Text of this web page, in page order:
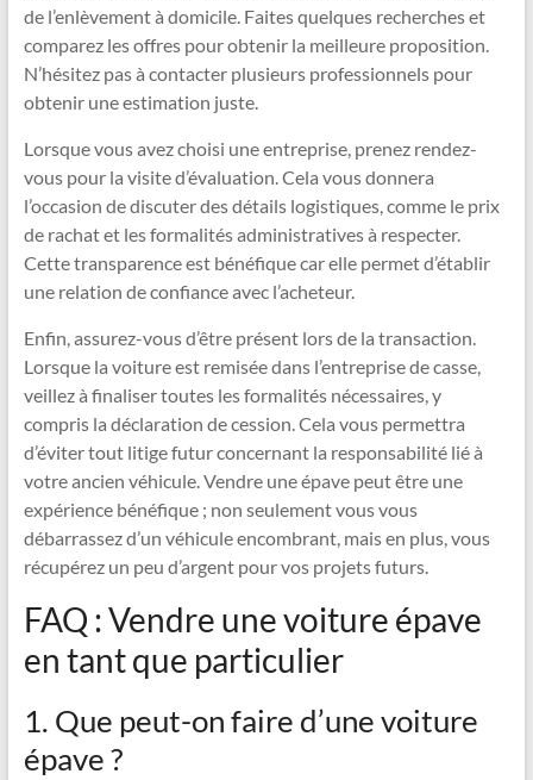
de l’enlèvement à domicile. Faites quelques recherches et
comparez les offres pour obtenir la meilleure proposition.
N’hésitez pas à contacter plusieurs professionnels pour
obtenir une estimation juste.
Lorsque vous avez choisi une entreprise, prenez rendez-
vous pour la visite d’évaluation. Cela vous donnera
l’occasion de discuter des détails logistiques, comme le prix
de rachat et les formalités administratives à respecter.
Cette transparence est bénéfique car elle permet d’établir
une relation de confiance avec l’acheteur.
Enfin, assurez-vous d’être présent lors de la transaction.
Lorsque la voiture est remisée dans l’entreprise de casse,
veillez à finaliser toutes les formalités nécessaires, y
compris la déclaration de cession. Cela vous permettra
d’éviter tout litige futur concernant la responsabilité lié à
votre ancien véhicule. Vendre une épave peut être une
expérience bénéfique ; non seulement vous vous
débarrassez d’un véhicule encombrant, mais en plus, vous
récupérez un peu d’argent pour vos projets futurs.
FAQ : Vendre une voiture épave
en tant que particulier
1. Que peut-on faire d’une voiture
épave ?